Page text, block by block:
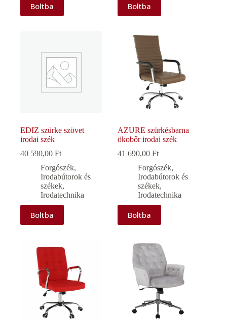
Boltba Boltba
EDIZ szürke szövet
irodai szék
40 590,00 Ft
Forgószék,
Irodabútorok és
székek,
Irodatechnika
Boltba
AZURE szürkésbarna
ökobőr irodai szék
41 690,00Ft
Forgószék,
Irodabútorok és
székek,
Irodatechnika
Boltba